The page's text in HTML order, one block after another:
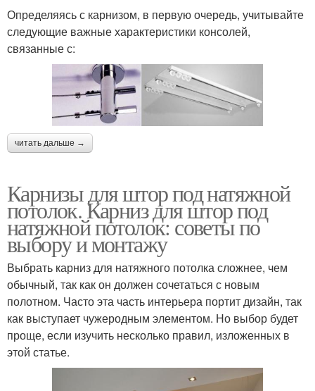
Определяясь с карнизом, в первую очередь, учитывайте
следующие важные характеристики консолей,
связанные с:
читать дальше →
Карнизы для штор под натяжной
потолок. Карниз для штор под
натяжной потолок: советы по
выбору и монтажу
Выбрать карниз для натяжного потолка сложнее, чем
обычный, так как он должен сочетаться с новым
полотном. Часто эта часть интерьера портит дизайн, так
как выступает чужеродным элементом. Но выбор будет
проще, если изучить несколько правил, изложенных в
этой статье.